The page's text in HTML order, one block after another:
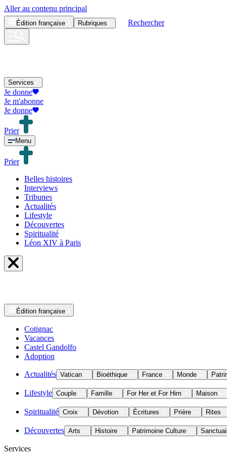
Aller au contenu principal
Édition française Rubriques Rechercher
Services
Je donne
Je m'abonne
Je donne
Prier
Menu
Prier
Belles histoires
Interviews
Tribunes
Actualités
Lifestyle
Découvertes
Spiritualité
Léon XIV à Paris
Édition française
Cotignac
Vacances
Castel Gandolfo
Adoption
Actualités Vatican Bioéthique France Monde
Lifestyle Couple Famille For Her et For Him Maison
Spiritualité Croix Dévotion Écritures Prière Rites
Découvertes Arts Histoire Patrimoine Culture
Services